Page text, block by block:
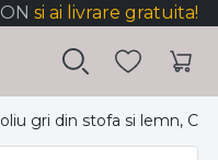
si ai livrare gratuita!
gri din stofa si lemn,